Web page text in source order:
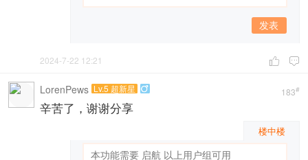
发表
 
2024-7-22 12:21
183#
LorenPews Lv.5 超新星 
辛苦了，谢谢分享
楼中楼